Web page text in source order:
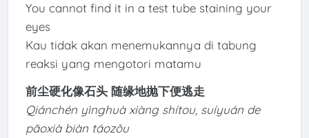
You cannot find it in a test tube staining your
eyes
Kau tidak akan menemukannya di tabung
reaksi yang mengotori matamu
前尘硬化像石头 随缘地抛下便逃走
Qiánchén yìnghuà xiàng shítou, suíyuán de
pāoxià biàn táozǒu